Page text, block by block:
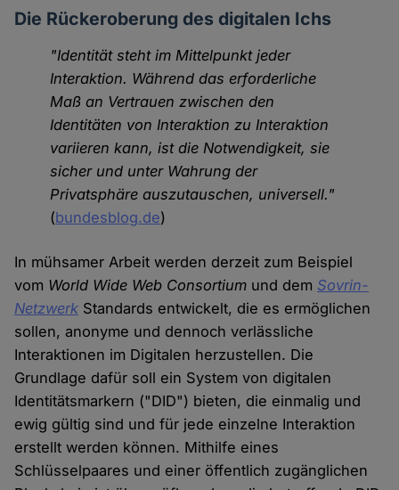
Die Rückeroberung des digitalen Ichs
"Identität steht im Mittelpunkt jeder
Interaktion. Während das erforderliche
Maß an Vertrauen zwischen den
Identitäten von Interaktion zu Interaktion
variieren kann, ist die Notwendigkeit, sie
sicher und unter Wahrung der
Privatsphäre auszutauschen, universell."
(bundesblog.de)
In mühsamer Arbeit werden derzeit zum Beispiel
vom World Wide Web Consortium und dem Sovrin-
Netzwerk Standards entwickelt, die es ermöglichen
sollen, anonyme und dennoch verlässliche
Interaktionen im Digitalen herzustellen. Die
Grundlage dafür soll ein System von digitalen
Identitätsmarkern ("DID") bieten, die einmalig und
ewig gültig sind und für jede einzelne Interaktion
erstellt werden können. Mithilfe eines
Schlüsselpaares und einer öffentlich zugänglichen